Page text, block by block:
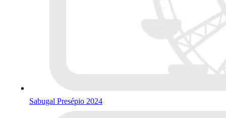
Sabugal Presépio 2024